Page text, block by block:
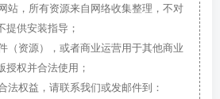
站，所有资源来自网络收集整理，不对
提供安装指导；
（资源），或者商业运营用于其他商业
权并合法使用；
法权益，请联系我们或发邮件到：